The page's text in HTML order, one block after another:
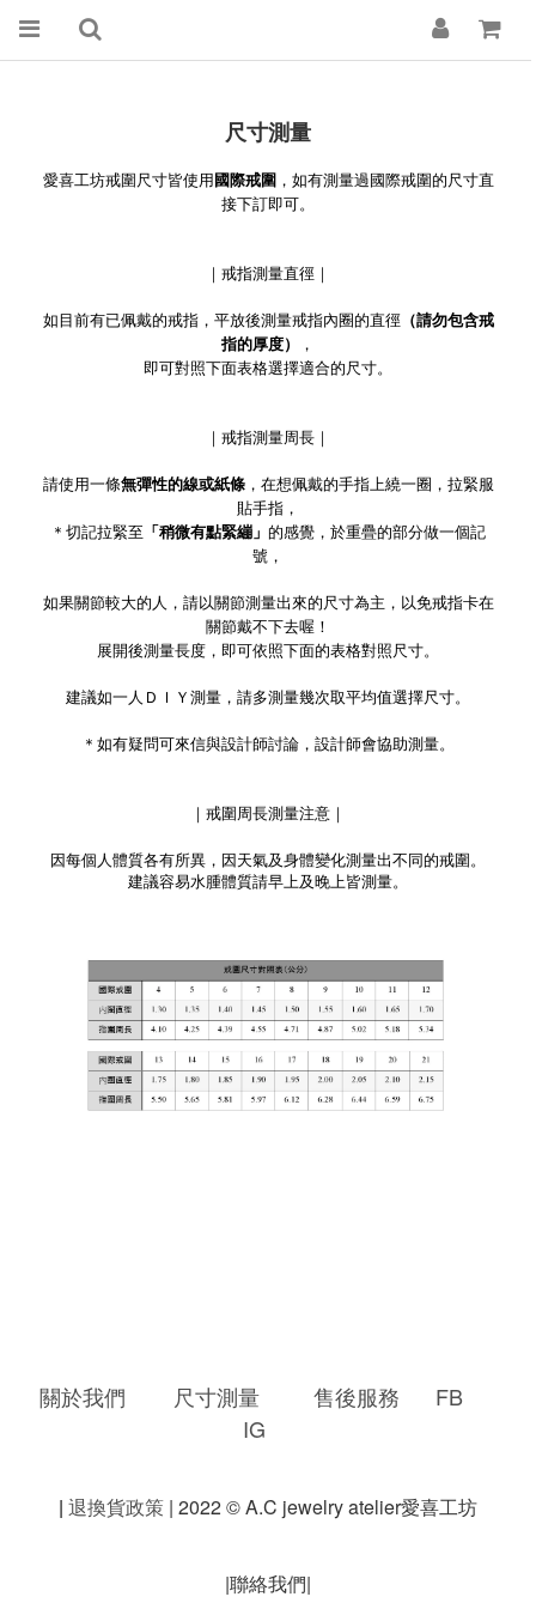
尺寸測量
愛喜工坊戒圍尺寸皆使用國際戒圍，如有測量過國際戒圍的尺寸直
接下訂即可。
｜戒指測量直徑｜
如目前有已佩戴的戒指，平放後測量戒指內圈的直徑（請勿包含戒
指的厚度）
，
即可對照下面表格選擇適合的尺寸。
｜戒指測量周長｜
請使用一條無彈性的線或紙條，在想佩戴的手指上繞一圈，拉緊服
貼手指，
＊切記拉緊至 「稍微有點緊繃」 的感覺，於重疊的部分做一個記
號，
如果關節較大的人，請以關節測量出來的尺寸為主，以免戒指卡在
關節戴不下去喔！
展開後測量長度，即可依照下面的表格對照尺寸。
建議如一人ＤＩＹ測量，請多測量幾次取平均值選擇尺寸。
＊如有疑問可來信與設計師討論，設計師會協助測量。
｜戒圍周長測量注意｜
因每個人體質各有所異，因天氣及身體變化測量出不同的戒圍。
建議容易水腫體質請早上及晚上皆測量。
關於我們 尺寸測量 售後服務
FB
IG
| 退換貨政策 | 2022 © A.C jewelry atelier愛喜工坊
|聯絡我們|